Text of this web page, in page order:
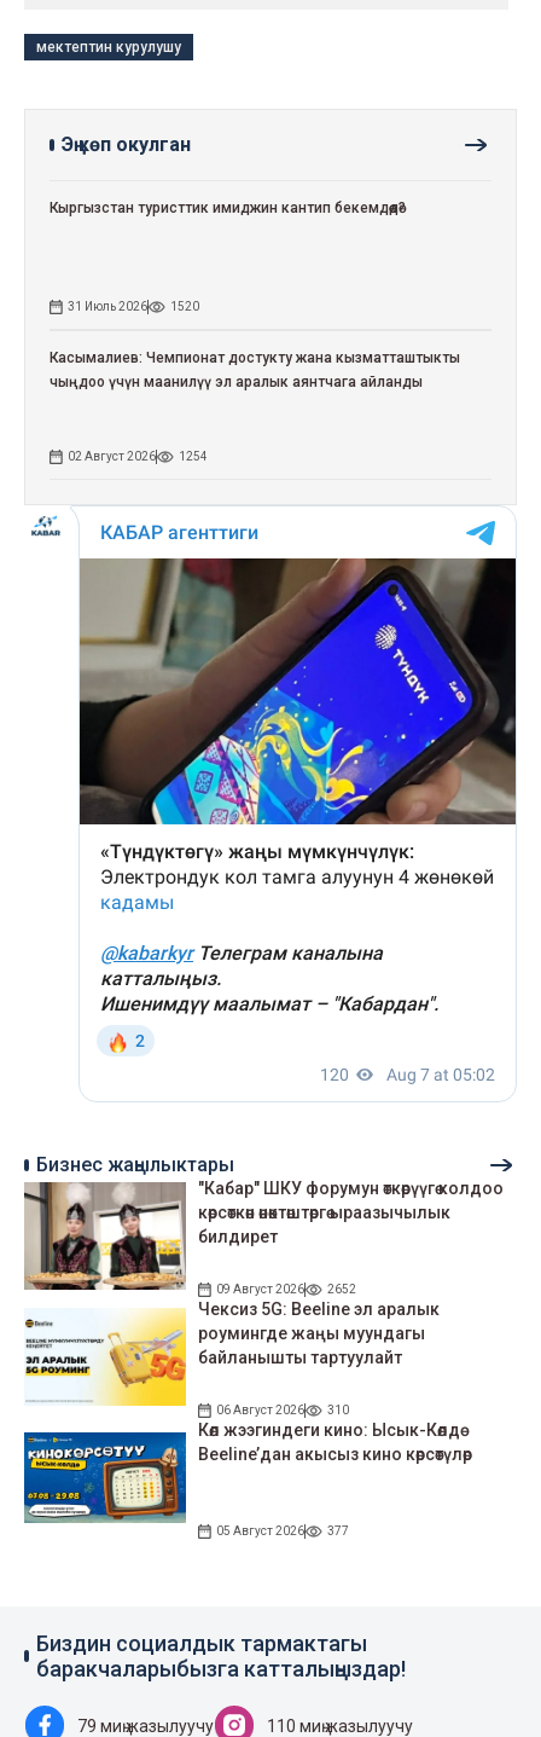
мектептин курулушу
Эң көп окулган
Кыргызстан туристтик имиджин кантип бекемдөөдө?
31 Июль 2026 1520
Касымалиев: Чемпионат достукту жана кызматташтыкты
чыңдоо үчүн маанилүү эл аралык аянтчага айланды
02 Август 2026 1254
Бизнес жаңылыктары
"Кабар" ШКУ форумун өткөрүүгө колдоо
көрсөткөн өнөктөштөргө ыраазычылык
билдирет
09 Август 2026 2652
Чексиз 5G: Beeline эл аралык
роумингде жаңы муундагы
байланышты тартуулайт
06 Август 2026 310
Көл жээгиндеги кино: Ысык-Көлдө
Beeline’дан акысыз кино көрсөтүлөр
05 Август 2026 377
Биздин социалдык тармактагы
баракчаларыбызга катталыңыздар!
79 миң жазылуучу 110 миң жазылуучу